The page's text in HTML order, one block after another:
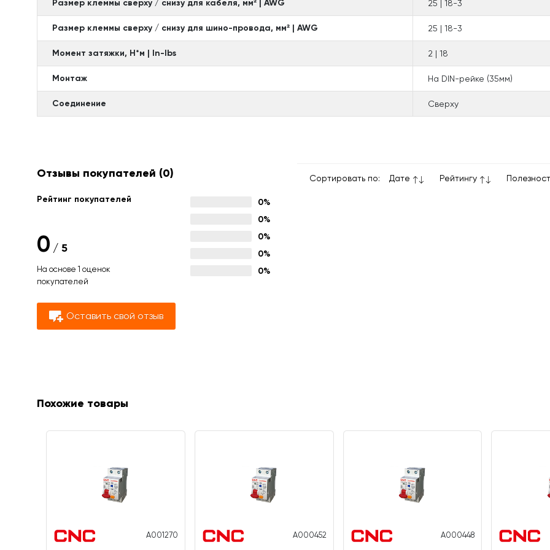
Размер клеммы сверху / снизу для кабеля, мм² | AWG 25 | 18-3
Размер клеммы сверху / снизу для шино-провода, мм² | AWG 25 | 18-3
Момент затяжки, Н*м | In-Ibs 2 | 18
Монтаж На DIN-рейке (35мм)
Соединение Сверху
Отзывы покупателей (0)
Рейтинг покупателей
0 / 5
На основе 1 оценок
покупателей
0%
0%
0%
0%
0%
Оставить свой отзыв
Сортировать по: Дате Рейтингу
Похожие товары
A001270 A000452 A000448